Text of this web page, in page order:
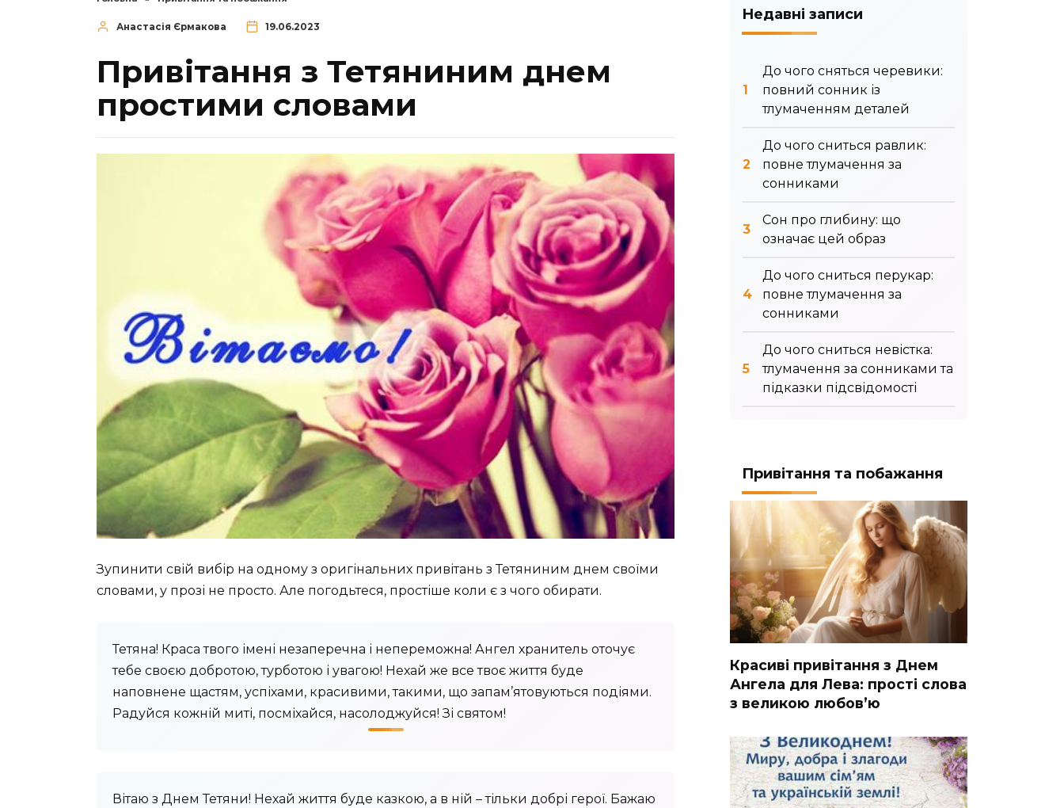
Анастасія Єрмакова 19.06.2023
Привітання з Тетяниним днем
простими словами
Зупинити свій вибір на одному з оригінальних привітань з Тетяниним днем своїми
словами, у прозі не просто. Але погодьтеся, простіше коли є з чого обирати.
Тетяна! Краса твого імені незаперечна і непереможна! Ангел хранитель оточує
тебе своєю добротою, турботою і увагою! Нехай же все твоє життя буде
наповнене щастям, успіхами, красивими, такими, що запам’ятовуються подіями.
Радуйся кожній миті, посміхайся, насолоджуйся! Зі святом!
Вітаю з Днем Тетяни! Нехай життя буде казкою, а в ній – тільки добрі герої. Бажаю
Недавні записи
До чого сняться черевики:
повний сонник із
тлумаченням деталей
До чого сниться равлик:
повне тлумачення за
сонниками
Сон про глибину: що
означає цей образ
До чого сниться перукар:
повне тлумачення за
сонниками
До чого сниться невістка:
тлумачення за сонниками та
підказки підсвідомості
Привітання та побажання
Красиві привітання з Днем
Ангела для Лева: прості слова
з великою любов’ю